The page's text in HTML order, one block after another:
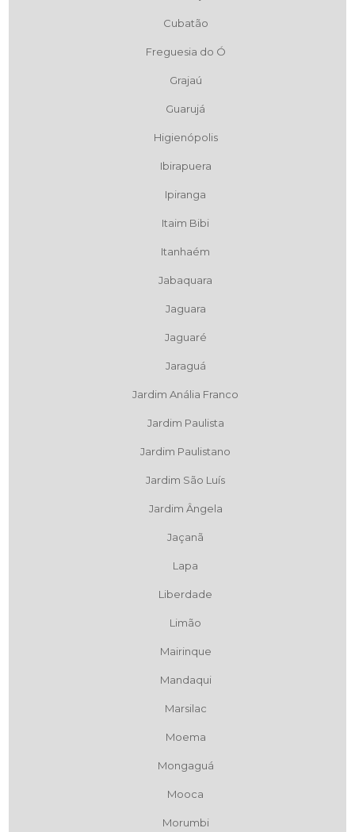
Cubatão
Freguesia do Ó
Grajaú
Guarujá
Higienópolis
Ibirapuera
Ipiranga
Itaim Bibi
Itanhaém
Jabaquara
Jaguara
Jaguaré
Jaraguá
Jardim Anália Franco
Jardim Paulista
Jardim Paulistano
Jardim São Luís
Jardim Ângela
Jaçanã
Lapa
Liberdade
Limão
Mairinque
Mandaqui
Marsilac
Moema
Mongaguá
Mooca
Morumbi